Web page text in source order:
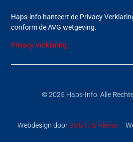
Haps-info hanteert de Privacy
conform de AVG wetgeving.
Privacy Verklaring
© 2025 Haps-Info. Alle
Webdesign door By Bits & Pieces